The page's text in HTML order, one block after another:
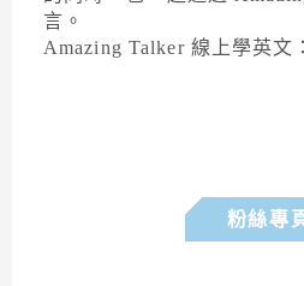
言。
Amazing Talker 線上學英文：
粉絲專